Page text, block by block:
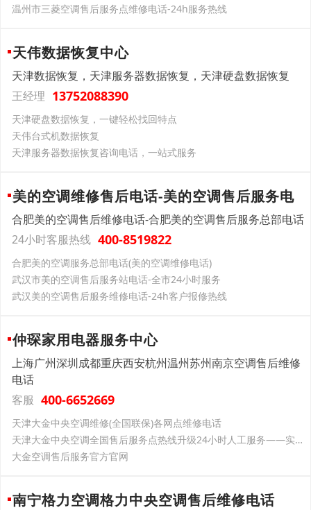
温州市三菱空调售后服务点维修电话-24h服务热线
天伟数据恢复中心
天津数据恢复，天津服务器数据恢复，天津硬盘数据恢复
王经理 13752088390
天津硬盘数据恢复，一键轻松找回特点
天伟台式机数据恢复
天津服务器数据恢复咨询电话，一站式服务
美的空调维修售后电话-美的空调售后服务电
合肥美的空调售后维修电话-合肥美的空调售后服务总部电话
24小时客服热线 400-8519822
合肥美的空调服务总部电话(美的空调维修电话)
武汉市美的空调售后服务站电话-全市24小时服务
武汉美的空调售后服务维修电话-24h客户报修热线
仲琛家用电器服务中心
上海广州深圳成都重庆西安杭州温州苏州南京空调售后维修
电话
客服 400-6652669
天津大金中央空调维修(全国联保)各网点维修电话
天津大金中央空调全国售后服务点热线升级24小时人工服务——实时反馈全+境+到+达（2026发布）
大金空调售后服务官方官网
南宁格力空调格力中央空调售后维修电话